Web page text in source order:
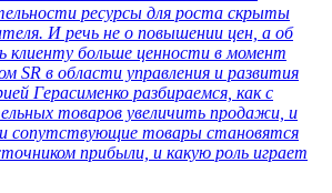
ресурсы для роста скрыты
И речь не о повышении цен, а об
клиенту больше ценности в момент
SR в области управления и развития
Герасименко разбираемся, как с
товаров увеличить продажи, и
и сопутствующие товары становятся
прибыли, и какую роль играет